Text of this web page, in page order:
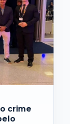
crime